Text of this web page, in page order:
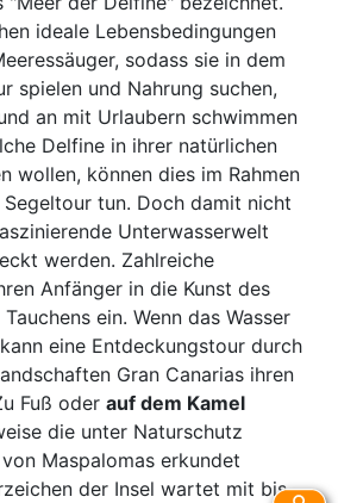
ideale Lebensbedingungen
sodass sie in dem
spielen und Nahrung suchen,
an mit Urlaubern schwimmen
Delfine in ihrer natürlichen
wollen, können dies im Rahmen
tun. Doch damit nicht
Unterwasserwelt
werden. Zahlreiche
Anfänger in die Kunst des
ein. Wenn das Wasser
eine Entdeckungstour durch
Gran Canarias ihren
Fuß oder auf dem Kamel
die unter Naturschutz
Maspalomas erkundet
der Insel wartet mit bis